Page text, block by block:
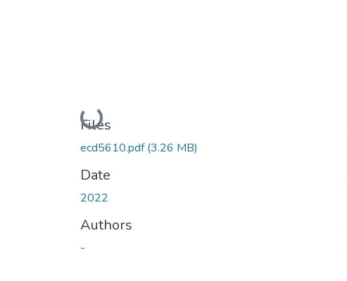
Loading...
Files
ecd5610.pdf(3.26 MB)
Date
2022
Authors
-